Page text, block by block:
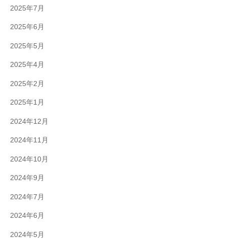
2025年7月
2025年6月
2025年5月
2025年4月
2025年2月
2025年1月
2024年12月
2024年11月
2024年10月
2024年9月
2024年7月
2024年6月
2024年5月